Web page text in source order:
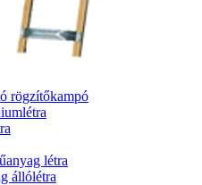
rögzítőkampó
létra
állólétra